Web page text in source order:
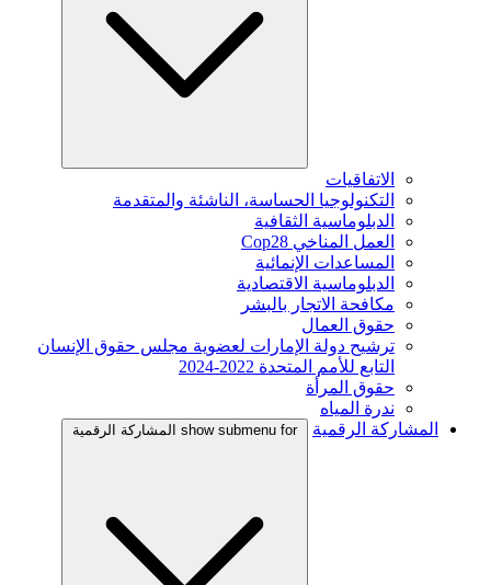
الاتفاقيات
التكنولوجيا الحساسة، الناشئة والمتقدمة
الدبلوماسية الثقافية
العمل المناخي Cop28
المساعدات الإنمائية
الدبلوماسية الاقتصادية
مكافحة الاتجار بالبشر
حقوق العمال
ترشيح دولة الإمارات لعضوية مجلس حقوق الإنسان
التابع للأمم المتحدة 2022-2024
حقوق المرأة
ندرة المياه
المشاركة الرقمية
show submenu for المشاركة الرقمية